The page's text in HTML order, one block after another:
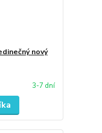
nový
3-7 dní